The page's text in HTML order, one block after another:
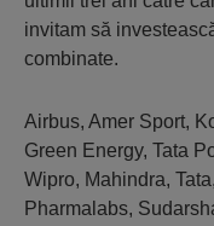
invitam să
combinate.
Airbus, Amer Sport,
Green Energy, Tata
Wipro, Mahindra,
Pharmalabs,